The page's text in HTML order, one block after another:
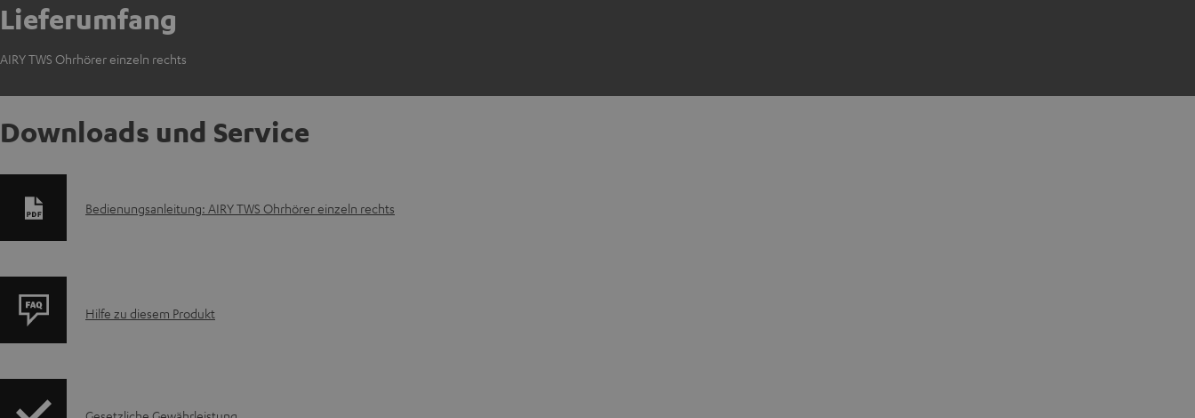
Lieferumfang
AIRY TWS Ohrhörer einzeln rechts
Downloads und Service
D
u
Bedienungsanleitung: AIRY TWS Ohrhörer einzeln rechts
P
Hilfe zu diesem Produkt